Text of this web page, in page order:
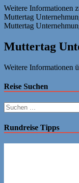
Weitere Informationen
Muttertag
Muttertag
Muttertag
Weitere Informationen
Reise Suchen
Suchen
nach:
Rundreise Tipps